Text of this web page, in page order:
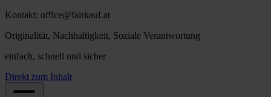
Kontakt: office@fairkauf.at
Originalität, Nachhaltigkeit, Soziale Verantwortung
einfach, schnell und sicher
Direkt zum Inhalt